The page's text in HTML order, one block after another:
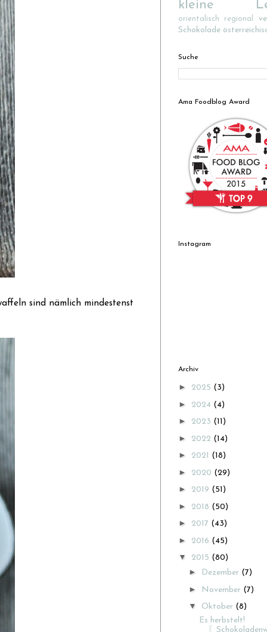
sind nämlich mindestenst
kleine
orientalisch regional
Schokolade
Suche
Ama Foodblog Award
Instagram
Archiv
► 2025 (3)
► 2024 (4)
► 2023 (11)
► 2022 (14)
► 2021 (18)
► 2020 (29)
► 2019 (51)
► 2018 (50)
► 2017 (43)
► 2016 (45)
▼ 2015 (80)
► Dezember (7)
► November (7)
▼ Oktober (8)
Es herbstelt!
〖